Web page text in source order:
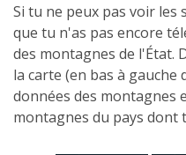
Si tu ne peux pas voir les
que tu n'as pas encore
des montagnes de l'État.
la carte (en bas à gauche
données des montagnes
montagnes du pays dont